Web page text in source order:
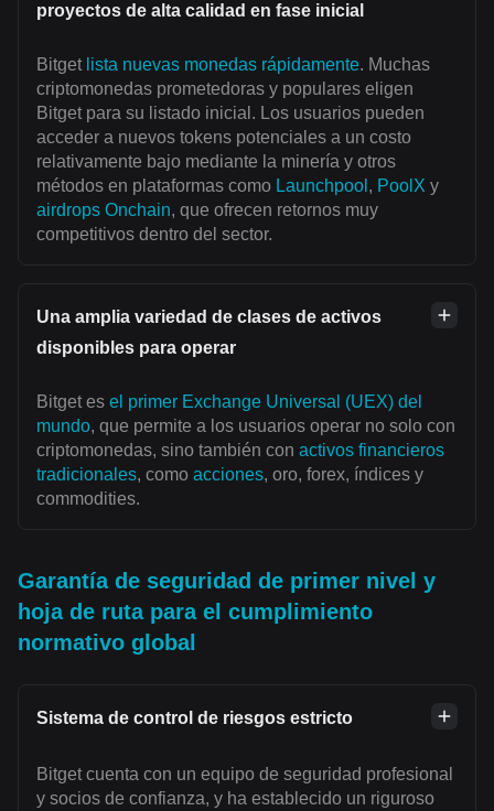
proyectos de alta calidad en fase inicial
Bitget lista nuevas monedas rápidamente. Muchas
criptomonedas prometedoras y populares eligen
Bitget para su listado inicial. Los usuarios pueden
acceder a nuevos tokens potenciales a un costo
relativamente bajo mediante la minería y otros
métodos en plataformas como Launchpool , PoolX y
airdrops Onchain, que ofrecen retornos muy
competitivos dentro del sector.
Una amplia variedad de clases de activos
disponibles para operar
Bitget es el primer Exchange Universal (UEX) del
mundo, que permite a los usuarios operar no solo con
criptomonedas, sino también con activos financieros
tradicionales, como acciones, oro, forex, índices y
commodities.
Garantía de seguridad de primer nivel y
hoja de ruta para el cumplimiento
normativo global
Sistema de control de riesgos estricto
Bitget cuenta con un equipo de seguridad profesional
y socios de confianza, y ha establecido un riguroso